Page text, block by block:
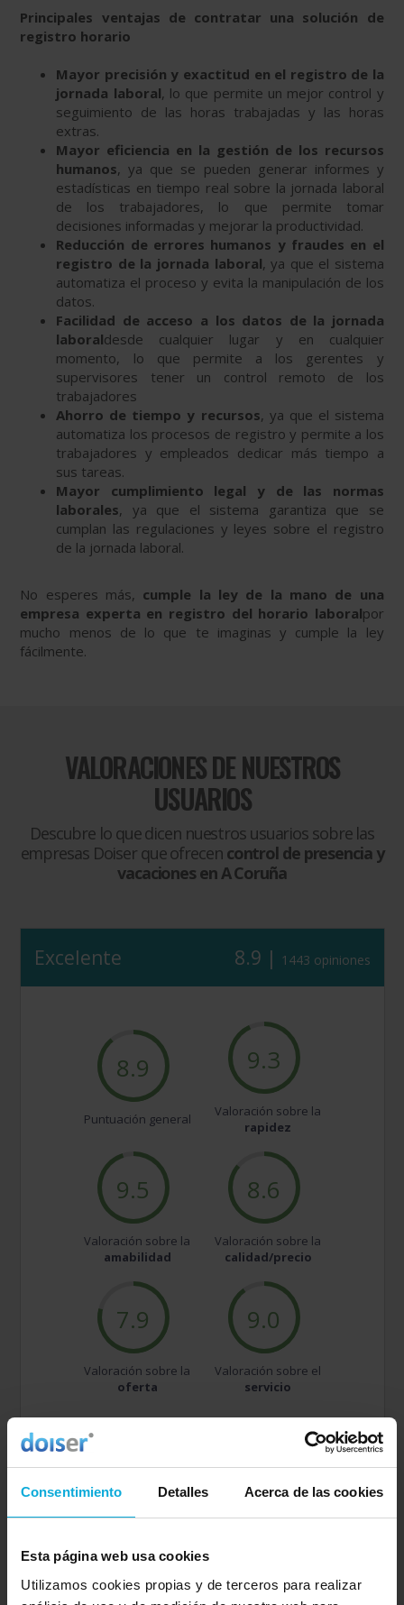
Consentimiento Detalles Acerca de las cookies
Esta página web usa cookies
Utilizamos cookies propias y de terceros para realizar
Principales ventajas de contratar una solución de
registro horario
Mayor precisión y exactitud en el registro de la
jornada laboral, lo que permite un mejor control y
seguimiento de las horas trabajadas y las horas
extras.
Mayor eficiencia en la gestión de los recursos
humanos, ya que se pueden generar informes y
estadísticas en tiempo real sobre la jornada laboral
de los trabajadores, lo que permite tomar
decisiones informadas y mejorar la productividad.
Reducción de errores humanos y fraudes en el
registro de la jornada laboral, ya que el sistema
automatiza el proceso y evita la manipulación de los
datos.
Facilidad de acceso a los datos de la jornada
laboraldesde cualquier lugar y en cualquier
momento, lo que permite a los gerentes y
supervisores tener un control remoto de los
trabajadores
Ahorro de tiempo y recursos, ya que el sistema
automatiza los procesos de registro y permite a los
trabajadores y empleados dedicar más tiempo a
sus tareas.
Mayor cumplimiento legal y de las normas
laborales, ya que el sistema garantiza que se
cumplan las regulaciones y leyes sobre el registro
de la jornada laboral.
No esperes más, cumple la ley de la mano de una
empresa experta en registro del horario laboralpor
mucho menos de lo que te imaginas y cumple la ley
fácilmente.
VALORACIONES DE NUESTROS
USUARIOS
Descubre lo que dicen nuestros usuarios sobre las
empresas Doiser que ofrecen control de presencia y
vacaciones en A Coruña
Excelente 8.9 | 1443 opiniones
8.9
Puntuación general
9.3
Valoración sobre la
rapidez
9.5
Valoración sobre la
amabilidad
8.6
Valoración sobre la
calidad/precio
7.9
Valoración sobre la
oferta
9.0
Valoración sobre el
servicio
Entre 8 y 10
Entre 4 y 6(31)-2%
Entre 2 y 4 (3) -0%